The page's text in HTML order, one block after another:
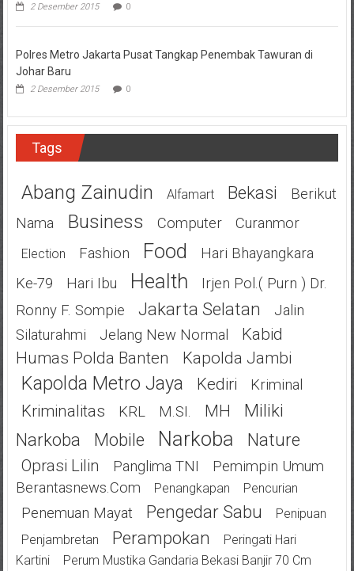
2 Desember 2015 0
Polres Metro Jakarta Pusat Tangkap Penembak Tawuran di
Johar Baru
2 Desember 2015 0
Tags
Abang Zainudin Alfamart Bekasi
Berikut
Nama
Business Computer Curanmor
Election Fashion Food
Hari Bhayangkara
Ke-79
Hari Ibu Health
Irjen Pol.( Purn ) Dr.
Ronny F. Sompie
Jakarta Selatan
Jalin
Silaturahmi
Jelang New Normal
Kabid
Humas Polda Banten
Kapolda Jambi
Kapolda Metro Jaya Kediri Kriminal
Kriminalitas KRL M.SI. MH
Miliki
Narkoba
Mobile Narkoba Nature
Oprasi Lilin Panglima TNI
Pemimpin Umum
Berantasnews.com
Penangkapan Pencurian
Penemuan Mayat Pengedar Sabu
Penipuan
Penjambretan
Perampokan
Peringati Hari
Kartini
Perum Mustika Gandaria Bekasi Banjir 70 Cm